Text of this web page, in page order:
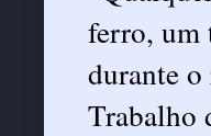
ferro, um
durante o
Trabalho